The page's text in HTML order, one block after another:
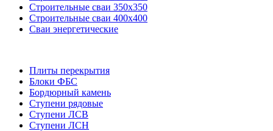
Строительные сваи 350х350
Строительные сваи 400х400
Сваи энергетические
Плиты перекрытия
Блоки ФБС
Бордюрный камень
Ступени рядовые
Ступени ЛСВ
Ступени ЛСН